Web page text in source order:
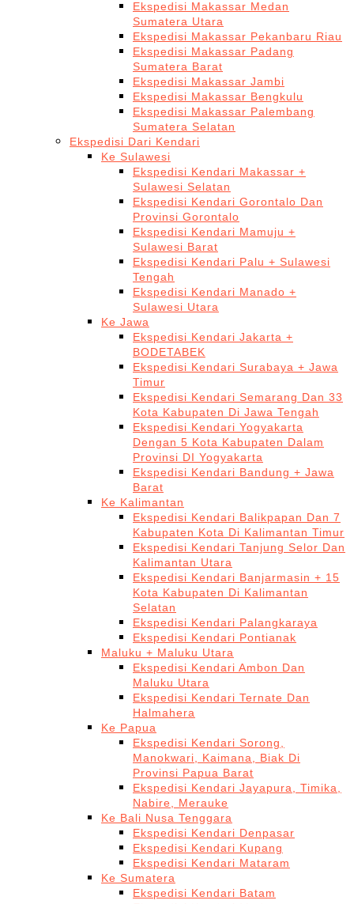
Ekspedisi Makassar Medan
Sumatera Utara
Ekspedisi Makassar Pekanbaru Riau
Ekspedisi Makassar Padang
Sumatera Barat
Ekspedisi Makassar Jambi
Ekspedisi Makassar Bengkulu
Ekspedisi Makassar Palembang
Sumatera Selatan
Ekspedisi Dari Kendari
Ke Sulawesi
Ekspedisi Kendari Makassar +
Sulawesi Selatan
Ekspedisi Kendari Gorontalo Dan
Provinsi Gorontalo
Ekspedisi Kendari Mamuju +
Sulawesi Barat
Ekspedisi Kendari Palu + Sulawesi
Tengah
Ekspedisi Kendari Manado +
Sulawesi Utara
Ke Jawa
Ekspedisi Kendari Jakarta +
BODETABEK
Ekspedisi Kendari Surabaya + Jawa
Timur
Ekspedisi Kendari Semarang Dan 33
Kota Kabupaten Di Jawa Tengah
Ekspedisi Kendari Yogyakarta
Dengan 5 Kota Kabupaten Dalam
Provinsi DI Yogyakarta
Ekspedisi Kendari Bandung + Jawa
Barat
Ke Kalimantan
Ekspedisi Kendari Balikpapan Dan 7
Kabupaten Kota Di Kalimantan Timur
Ekspedisi Kendari Tanjung Selor Dan
Kalimantan Utara
Ekspedisi Kendari Banjarmasin + 15
Kota Kabupaten Di Kalimantan
Selatan
Ekspedisi Kendari Palangkaraya
Ekspedisi Kendari Pontianak
Maluku + Maluku Utara
Ekspedisi Kendari Ambon Dan
Maluku Utara
Ekspedisi Kendari Ternate Dan
Halmahera
Ke Papua
Ekspedisi Kendari Sorong,
Manokwari, Kaimana, Biak Di
Provinsi Papua Barat
Ekspedisi Kendari Jayapura, Timika,
Nabire, Merauke
Ke Bali Nusa Tenggara
Ekspedisi Kendari Denpasar
Ekspedisi Kendari Kupang
Ekspedisi Kendari Mataram
Ke Sumatera
Ekspedisi Kendari Batam